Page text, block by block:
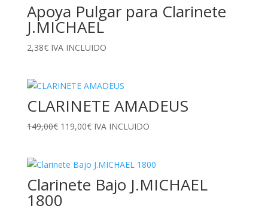
Apoya Pulgar para Clarinete
J.MICHAEL
2,38€ IVA INCLUIDO
CLARINETE AMADEUS
149,00€ El
era:
149,00€.
119,00€El
es:
119,00€.
IVA INCLUIDO
Clarinete Bajo J.MICHAEL
1800